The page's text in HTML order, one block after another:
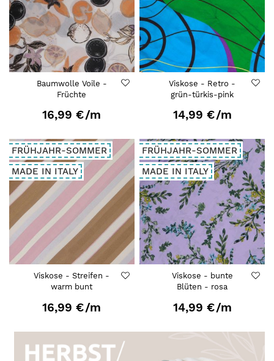
Baumwolle Voile -
Früchte
16,99 €/m
Viskose - Retro -
grün-türkis-pink
14,99 €/m
FRÜHJAHR-SOMMER
MADE IN ITALY
Viskose - Streifen -
warm bunt
16,99 €/m
FRÜHJAHR-SOMMER
MADE IN ITALY
Viskose - bunte
Blüten - rosa
14,99 €/m